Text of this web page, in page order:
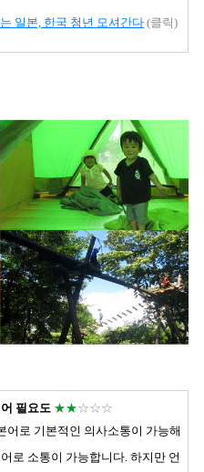
일본, 한국 청년 모셔간다 (클릭)
필요도 ★★☆☆☆
어로 기본적인 의사소통이 가능해
로 소통이 가능합니다. 하지만 언